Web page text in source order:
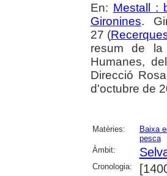
En: Mestall :
Gironines.
27 (
resum de la
Humanes,
Direcció
d'octubre de
Matèries: Baixa
pesca
Àmbit:
Cronologia: